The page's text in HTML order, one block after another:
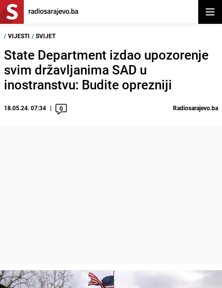
/ VIJESTI / SVIJET
State Department izdao upozorenje
svim državljanima SAD u
inostranstvu: Budite oprezniji
18.05.24. 07:34 0 Radiosarajevo.ba